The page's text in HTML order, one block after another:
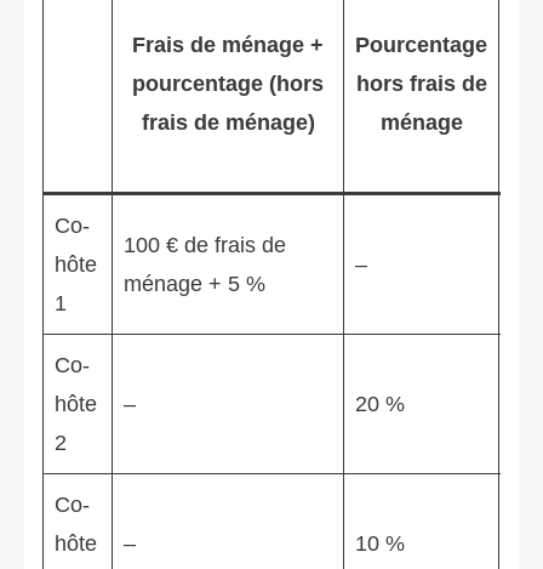
Frais de ménage +
pourcentage (hors
frais de ménage)
Pourcentage
hors frais de
ménage
Co-
hôte
1
100 € de frais de
ménage + 5 %
–
Co-
hôte
2
– 20 %
Co-
hôte
– 10 %